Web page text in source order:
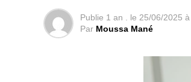
Publie 1 an . le 25/06/2025
Par Moussa Mané